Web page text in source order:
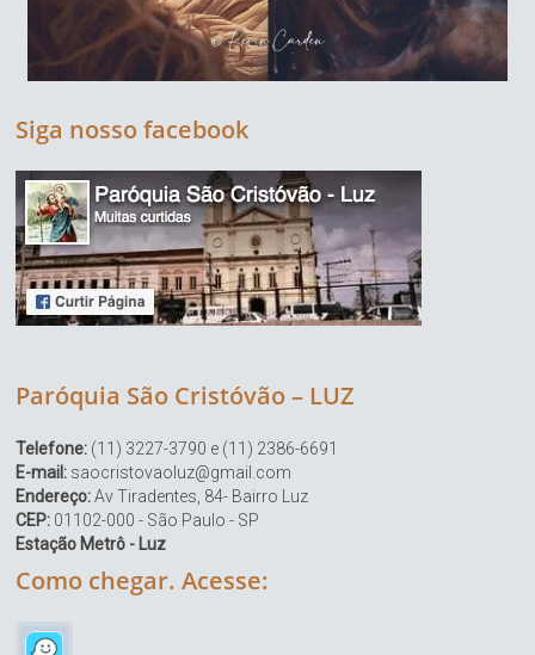
Siga nosso facebook
Paróquia São Cristóvão – LUZ
Telefone: (11) 3227-3790 e (11) 2386-6691
E-mail: saocristovaoluz@gmail.com
Endereço:Av Tiradentes, 84- Bairro Luz
CEP: 01102-000 - São Paulo - SP
Estação Metrô - Luz
Como chegar. Acesse: